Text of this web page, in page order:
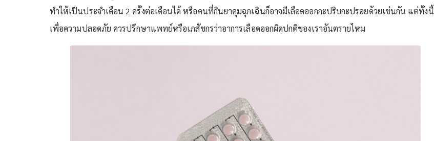
ทำให้เป็นประจำเดือน 2 ครั้งต่อเดือนได้ หรือคนที่กินยาคุมฉุกเฉินก็อาจมีเลือดออกกะปริบกะปรอยด้วยเช่นกัน แต่ทั้งนี้
เพื่อความปลอดภัย ควรปรึกษาแพทย์หรือเภสัชกรว่าอาการเลือดออกผิดปกติของเราอันตรายไหม